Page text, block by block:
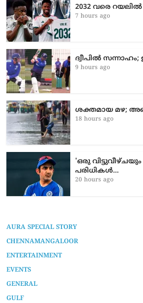
2032 വരെ
7 hours ago
ദ്വീപിൽ സന്നാഹം;
9 hours ago
ശക്തമായ മഴ;
18 hours ago
'ഒരു വിട്ടുവീഴ്ചയും
പരിധികൾ…
20 hours ago
AURA SPECIAL STORY
CHENNAMANGALOOR
ENTERTAINMENT
EVENTS
GENERAL
GULF